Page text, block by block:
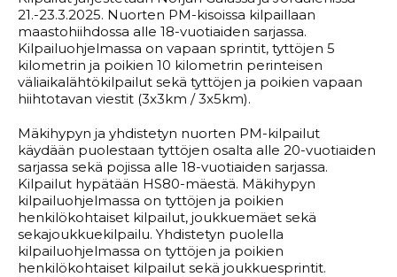
21.-23.3.2025. Nuorten PM-kisoissa kilpaillaan
maastohiihdossa alle 18-vuotiaiden sarjassa.
Kilpailuohjelmassa on vapaan sprintit, tyttöjen 5
kilometrin ja poikien 10 kilometrin perinteisen
väliaikalähtökilpailut sekä tyttöjen ja poikien vapaan
hiihtotavan viestit (3x3km / 3x5km).
Mäkihypyn ja yhdistetyn nuorten PM-kilpailut
käydään puolestaan tyttöjen osalta alle 20-vuotiaiden
sarjassa sekä pojissa alle 18-vuotiaiden sarjassa.
Kilpailut hypätään HS80-mäestä. Mäkihypyn
kilpailuohjelmassa on tyttöjen ja poikien
henkilökohtaiset kilpailut, joukkuemäet sekä
sekajoukkuekilpailu. Yhdistetyn puolella
kilpailuohjelmassa on tyttöjen ja poikien
henkilökohtaiset kilpailut sekä joukkuesprintit.